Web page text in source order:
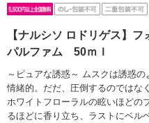
【ナルシソ ロドリゲス】
パルファム 50ｍｌ
～ピュアな誘惑～ ムスクは誘惑
情緒的。だだ、圧倒するのではな
ホワイトフローラルの眩いほどの
るほどに香り立ち、ラストにベル